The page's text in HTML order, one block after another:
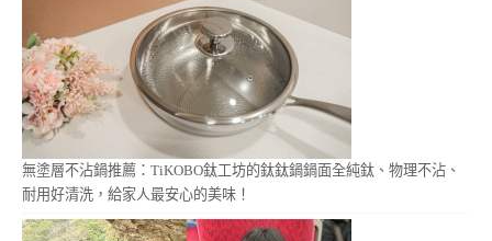
無塗層不沾鍋推薦：TiKOBO鈦工坊的鈦鈦鍋鍋面全純鈦、物理不沾、
耐用好清洗，給家人最安心的美味！